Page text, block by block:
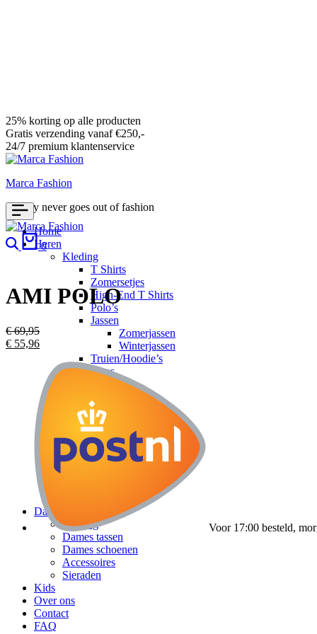
25% korting op alle producten
Gratis verzending vanaf €250,-
24/7 premium klantenservice
Marca Fashion
Luxury never goes out of fashion
Home
Heren
Kleding
T Shirts
Zomersetjes
High-End T Shirts
Polo’s
Jassen
Zomerjassen
Winterjassen
Truien/Hoodie’s
Jeans
Shorts
Slippers
Accessoires
Heren tassen
Zonnebrillen
Petten
Dames
Kleding
Dames tassen
Dames schoenen
Accessoires
Sieraden
Kids
Over ons
Contact
FAQ
Search
0
Cart
AMI POLO
€69,95
€ 55,96
Voor 17:00 besteld,